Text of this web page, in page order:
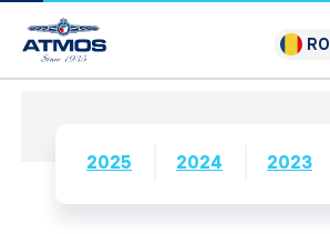
RO
2025 2024 2023